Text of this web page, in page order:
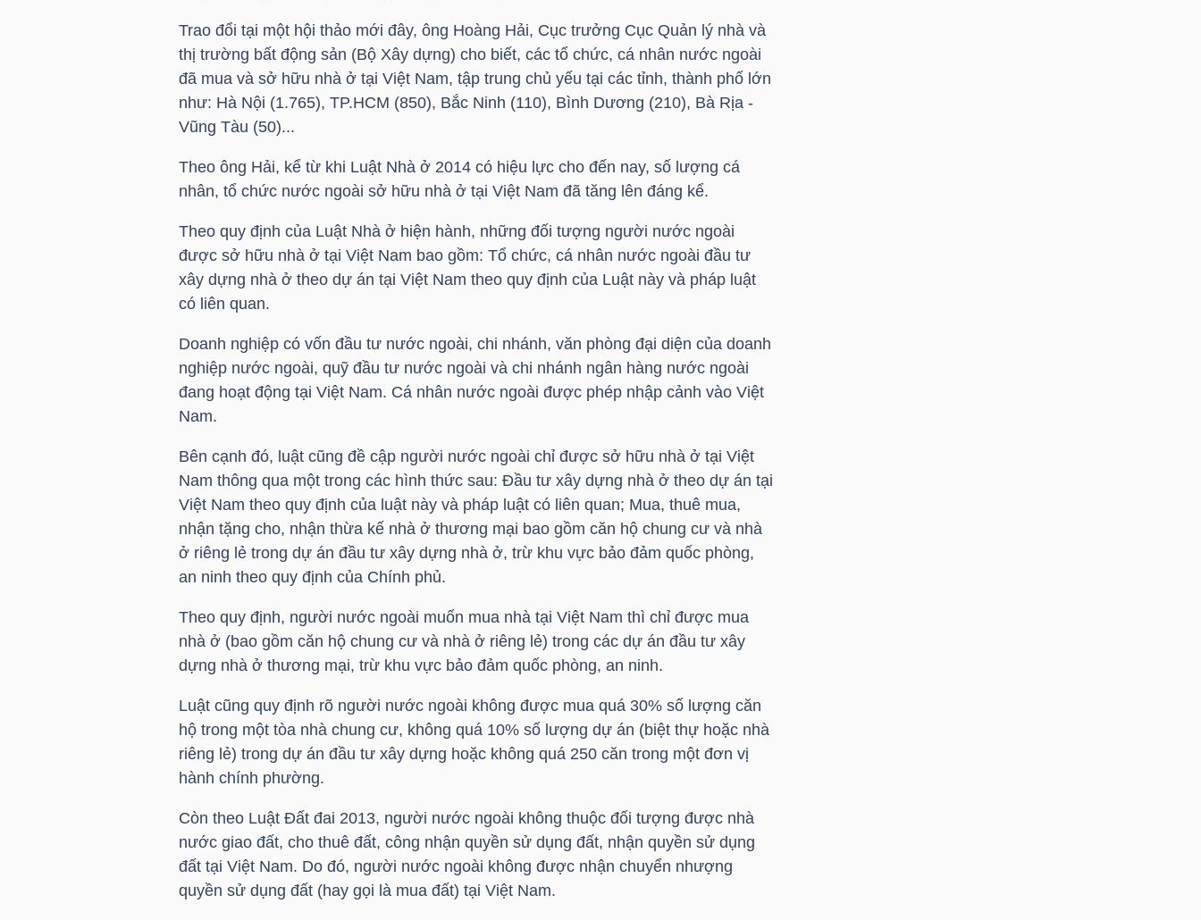
Trao đổi tại một hội thảo mới đây, ông Hoàng Hải, Cục trưởng Cục Quản lý nhà và
thị trường bất động sản (Bộ Xây dựng) cho biết, các tổ chức, cá nhân nước ngoài
đã mua và sở hữu nhà ở tại Việt Nam, tập trung chủ yếu tại các tỉnh, thành phố lớn
như: Hà Nội (1.765), TP.HCM (850), Bắc Ninh (110), Bình Dương (210), Bà Rịa -
Vũng Tàu (50)...
Theo ông Hải, kể từ khi Luật Nhà ở 2014 có hiệu lực cho đến nay, số lượng cá
nhân, tổ chức nước ngoài sở hữu nhà ở tại Việt Nam đã tăng lên đáng kể.
Theo quy định của Luật Nhà ở hiện hành, những đối tượng người nước ngoài
được sở hữu nhà ở tại Việt Nam bao gồm: Tổ chức, cá nhân nước ngoài đầu tư
xây dựng nhà ở theo dự án tại Việt Nam theo quy định của Luật này và pháp luật
có liên quan.
Doanh nghiệp có vốn đầu tư nước ngoài, chi nhánh, văn phòng đại diện của doanh
nghiệp nước ngoài, quỹ đầu tư nước ngoài và chi nhánh ngân hàng nước ngoài
đang hoạt động tại Việt Nam. Cá nhân nước ngoài được phép nhập cảnh vào Việt
Nam.
Bên cạnh đó, luật cũng đề cập người nước ngoài chỉ được sở hữu nhà ở tại Việt
Nam thông qua một trong các hình thức sau: Đầu tư xây dựng nhà ở theo dự án tại
Việt Nam theo quy định của luật này và pháp luật có liên quan; Mua, thuê mua,
nhận tặng cho, nhận thừa kế nhà ở thương mại bao gồm căn hộ chung cư và nhà
ở riêng lẻ trong dự án đầu tư xây dựng nhà ở, trừ khu vực bảo đảm quốc phòng,
an ninh theo quy định của Chính phủ.
Theo quy định, người nước ngoài muốn mua nhà tại Việt Nam thì chỉ được mua
nhà ở (bao gồm căn hộ chung cư và nhà ở riêng lẻ) trong các dự án đầu tư xây
dựng nhà ở thương mại, trừ khu vực bảo đảm quốc phòng, an ninh.
Luật cũng quy định rõ người nước ngoài không được mua quá 30% số lượng căn
hộ trong một tòa nhà chung cư, không quá 10% số lượng dự án (biệt thự hoặc nhà
riêng lẻ) trong dự án đầu tư xây dựng hoặc không quá 250 căn trong một đơn vị
hành chính phường.
Còn theo Luật Đất đai 2013, người nước ngoài không thuộc đối tượng được nhà
nước giao đất, cho thuê đất, công nhận quyền sử dụng đất, nhận quyền sử dụng
đất tại Việt Nam. Do đó, người nước ngoài không được nhận chuyển nhượng
quyền sử dụng đất (hay gọi là mua đất) tại Việt Nam.